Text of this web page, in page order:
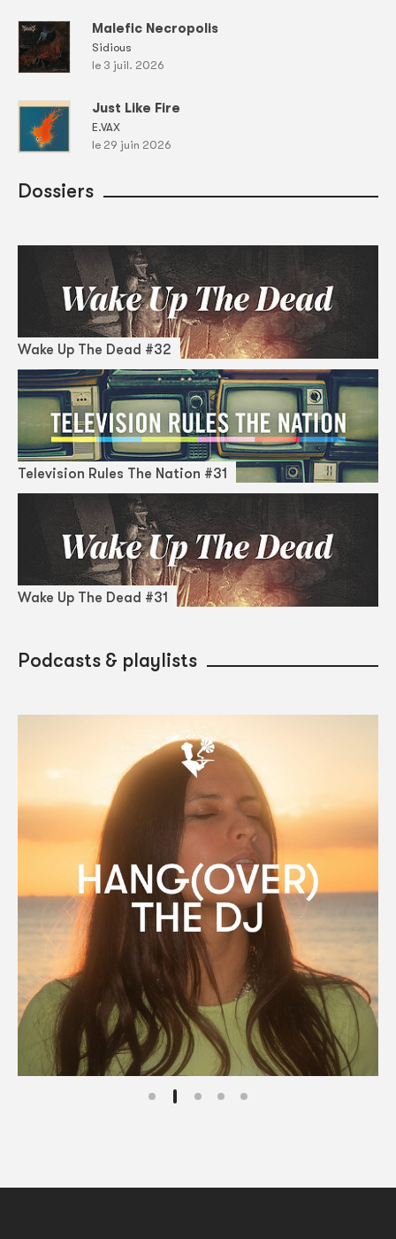
Malefic Necropolis
Sidious
le 3 juil. 2026
Just Like Fire
E.VAX
le 29 juin 2026
Dossiers
Wake Up The Dead #32
Television Rules The Nation #31
Wake Up The Dead #31
Podcasts & playlists